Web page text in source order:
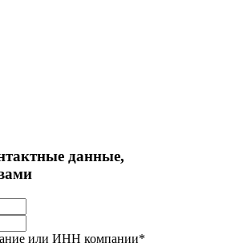
данные,
или ИНН компании*